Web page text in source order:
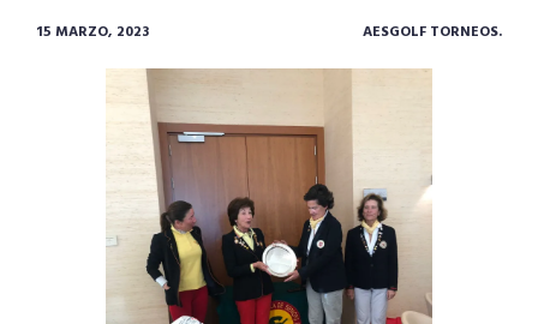
15 MARZO, 2023 AESGOLF TORNEOS.